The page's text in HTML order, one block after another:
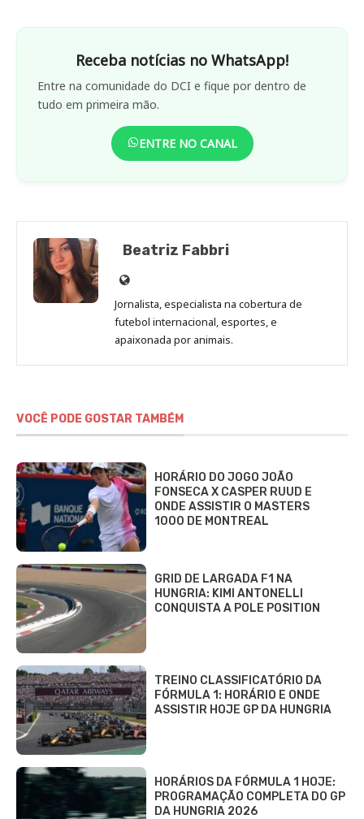
Receba notícias no WhatsApp!
Entre na comunidade do DCI e fique por dentro de
tudo em primeira mão.
ENTRE NO CANAL
Beatriz Fabbri
Site
de
Beatriz
Fabbri
Jornalista, especialista na cobertura de
futebol internacional, esportes, e
apaixonada por animais.
VOCÊ PODE GOSTAR TAMBÉM
HORÁRIO DO JOGO JOÃO
FONSECA X CASPER RUUD E
ONDE ASSISTIR O MASTERS
1000 DE MONTREAL
GRID DE LARGADA F1 NA
HUNGRIA: KIMI ANTONELLI
CONQUISTA A POLE POSITION
TREINO CLASSIFICATÓRIO DA
FÓRMULA 1: HORÁRIO E ONDE
ASSISTIR HOJE GP DA HUNGRIA
HORÁRIOS DA FÓRMULA 1 HOJE:
PROGRAMAÇÃO COMPLETA DO GP
DA HUNGRIA 2026